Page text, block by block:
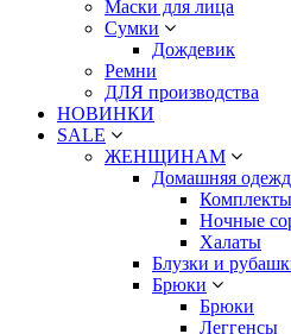
Маски для лица
Сумки
Дождевик
Ремни
ДЛЯ производства
НОВИНКИ
SALE
ЖЕНЩИНАМ
Домашняя
Ночные
Халаты
Блузки и
Брюки
Брюки
Леггенсы